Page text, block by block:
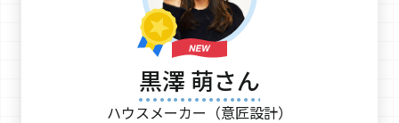
黒澤 萌さん
ハウスメーカー（意匠設計）